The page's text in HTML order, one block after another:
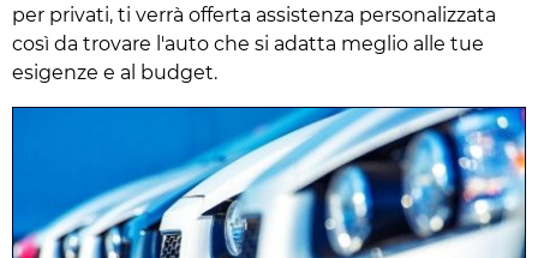
per privati, ti verrà offerta assistenza personalizzata
così da trovare l'auto che si adatta meglio alle tue
esigenze e al budget.